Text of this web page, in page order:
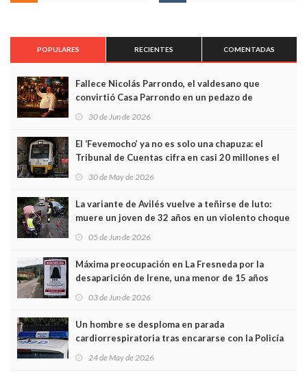
POPULARES RECIENTES COMENTADAS
Fallece Nicolás Parrondo, el valdesano que
convirtió Casa Parrondo en un pedazo de
Asturias en Madrid
30 de Jun de 2026
El ‘Fevemocho’ ya no es solo una chapuza: el
Tribunal de Cuentas cifra en casi 20 millones el
sobrecoste de los trenes que no cabían por los
30 de May de 2026
La variante de Avilés vuelve a teñirse de luto:
muere un joven de 32 años en un violento choque
frontal
05 de Jun de 2026
Máxima preocupación en La Fresneda por la
desaparición de Irene, una menor de 15 años
03 de Jun de 2026
Un hombre se desploma en parada
cardiorrespiratoria tras encararse con la Policía
Local en Luanco
24 de May de 2026